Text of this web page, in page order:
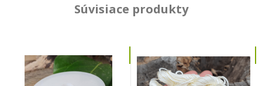
Súvisiace produkty